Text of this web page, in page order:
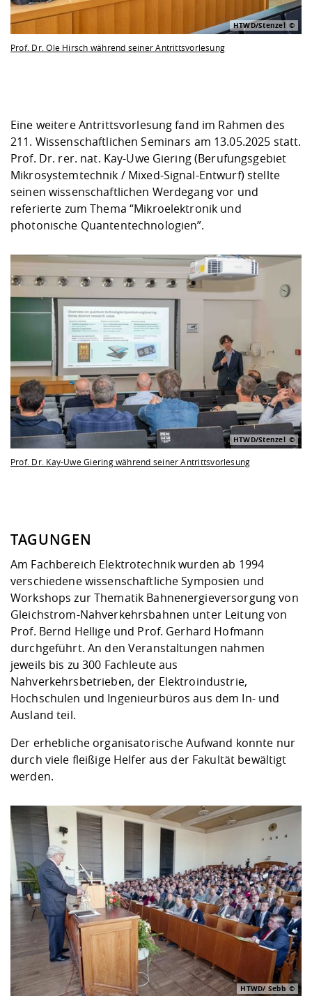
HTWD/Stenzel
Prof. Dr. Ole Hirsch während seiner Antrittsvorlesung
Eine weitere Antrittsvorlesung fand im Rahmen des
211. Wissenschaftlichen Seminars am 13.05.2025 statt.
Prof. Dr. rer. nat. Kay-Uwe Giering (Berufungsgebiet
Mikrosystemtechnik / Mixed-Signal-Entwurf) stellte
seinen wissenschaftlichen Werdegang vor und
referierte zum Thema “Mikroelektronik und
photonische Quantentechnologien”.
HTWD/Stenzel
Prof. Dr. Kay-Uwe Giering während seiner Antrittsvorlesung
TAGUNGEN
Am Fachbereich Elektrotechnik wurden ab 1994
verschiedene wissenschaftliche Symposien und
Workshops zur Thematik Bahnenergieversorgung von
Gleichstrom-Nahverkehrsbahnen unter Leitung von
Prof. Bernd Hellige und Prof. Gerhard Hofmann
durchgeführt. An den Veranstaltungen nahmen
jeweils bis zu 300 Fachleute aus
Nahverkehrsbetrieben, der Elektroindustrie,
Hochschulen und Ingenieurbüros aus dem In- und
Ausland teil.
Der erhebliche organisatorische Aufwand konnte nur
durch viele fleißige Helfer aus der Fakultät bewältigt
werden.
HTWD/ Sebb